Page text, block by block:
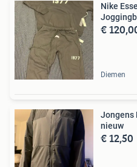
Nike
€
Diemen
Jongens
nieuw
€ 12,50